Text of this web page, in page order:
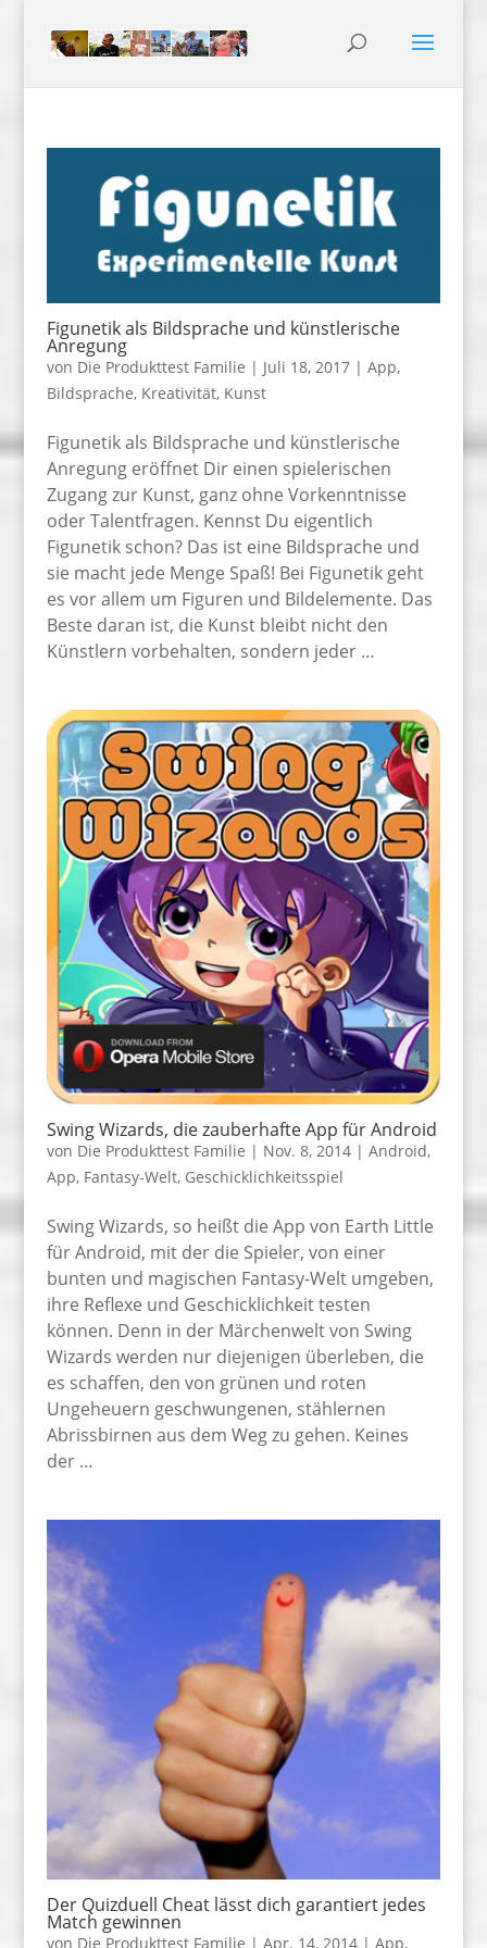
Figunetik als Bildsprache und künstlerische
Anregung
von Die Produkttest Familie | Juli 18, 2017| App,
Bildsprache, Kreativität, Kunst
Figunetik als Bildsprache und künstlerische
Anregung eröffnet Dir einen spielerischen
Zugang zur Kunst, ganz ohne Vorkenntnisse
oder Talentfragen. Kennst Du eigentlich
Figunetik schon? Das ist eine Bildsprache und
sie macht jede Menge Spaß! Bei Figunetik geht
es vor allem um Figuren und Bildelemente. Das
Beste daran ist, die Kunst bleibt nicht den
Künstlern vorbehalten, sondern jeder …
Swing Wizards, die zauberhafte App für Android
von Die Produkttest Familie | Nov. 8, 2014| Android,
App, Fantasy-Welt, Geschicklichkeitsspiel
Swing Wizards, so heißt die App von Earth Little
für Android, mit der die Spieler, von einer
bunten und magischen Fantasy-Welt umgeben,
ihre Reflexe und Geschicklichkeit testen
können. Denn in der Märchenwelt von Swing
Wizards werden nur diejenigen überleben, die
es schaffen, den von grünen und roten
Ungeheuern geschwungenen, stählernen
Abrissbirnen aus dem Weg zu gehen. Keines
der …
Der Quizduell Cheat lässt dich garantiert jedes
Match gewinnen
von Die Produkttest Familie | Apr. 14, 2014| App,